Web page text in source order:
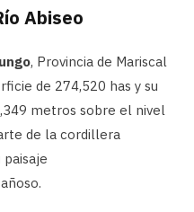
Abiseo
, Provincia de Mariscal
de 274,520 has y su
metros sobre el nivel
de la cordillera